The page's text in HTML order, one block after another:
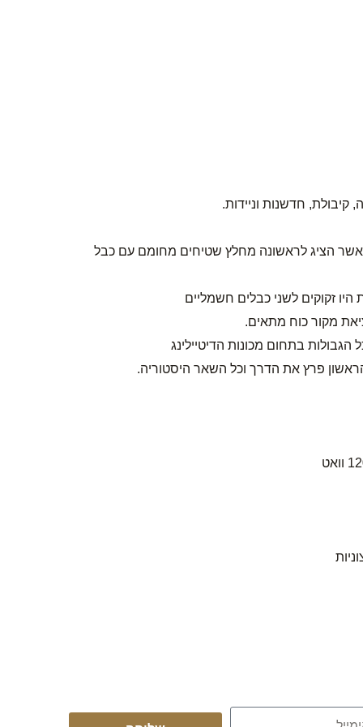
כאשר הציג לראשונה מחלץ שטיחים מחומם עם כבל
זקוקים לשני כבלים חשמליים
מקור כוח מתאים.
בתחום מכונות הדיטיילינג
פרץ את הדרך וכל השאר היסטוריה.